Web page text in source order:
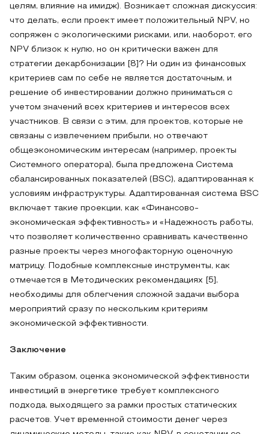
целям, влияние на имидж). Возникает сложная дискуссия:
что делать, если проект имеет положительный NPV, но
сопряжен с экологическими рисками, или, наоборот, его
NPV близок к нулю, но он критически важен для
стратегии декарбонизации [8]? Ни один из финансовых
критериев сам по себе не является достаточным, и
решение об инвестировании должно приниматься с
учетом значений всех критериев и интересов всех
участников. В связи с этим, для проектов, которые не
связаны с извлечением прибыли, но отвечают
общеэкономическим интересам (например, проекты
Системного оператора), была предложена Система
сбалансированных показателей (BSC), адаптированная к
условиям инфраструктуры. Адаптированная система BSC
включает такие проекции, как «Финансово-
экономическая эффективность» и «Надежность работы,
что позволяет количественно сравнивать качественно
разные проекты через многофакторную оценочную
матрицу. Подобные комплексные инструменты, как
отмечается в Методических рекомендациях [5],
необходимы для облегчения сложной задачи выбора
мероприятий сразу по нескольким критериям
экономической эффективности.
Заключение
Таким образом, оценка экономической эффективности
инвестиций в энергетике требует комплексного
подхода, выходящего за рамки простых статических
расчетов. Учет временной стоимости денег через